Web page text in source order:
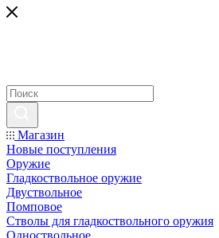
Магазин
Новые поступления
Оружие
Гладкоствольное оружие
Двуствольное
Помповое
Стволы для гладкоствольного оружия
Одноствольное